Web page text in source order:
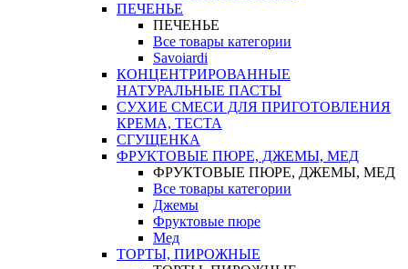
ПЕЧЕНЬЕ
ПЕЧЕНЬЕ
Все товары категории
Savoiardi
КОНЦЕНТРИРОВАННЫЕ
НАТУРАЛЬНЫЕ ПАСТЫ
СУХИЕ СМЕСИ ДЛЯ ПРИГОТОВЛЕНИЯ
КРЕМА, ТЕСТА
СГУЩЕНКА
ФРУКТОВЫЕ ПЮРЕ, ДЖЕМЫ, МЕД
ФРУКТОВЫЕ ПЮРЕ, ДЖЕМЫ, МЕД
Все товары категории
Джемы
Фруктовые пюре
Мед
ТОРТЫ, ПИРОЖНЫЕ